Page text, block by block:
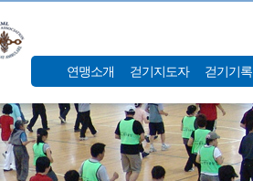
연맹소개 걷기지도자 걷기기